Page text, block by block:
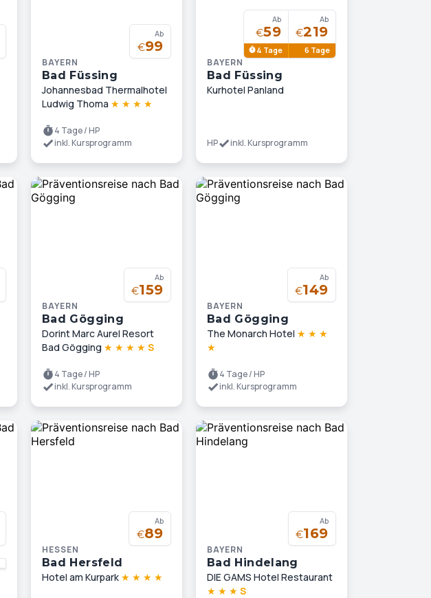
Ab
€99
BAYERN
Bad Füssing
Johannesbad Thermalhotel
Ludwig Thoma ★ ★ ★ ★
4 Tage / HP
inkl. Kursprogramm
Ab
€59
4 Tage
Ab
€219
6 Tage
BAYERN
Bad Füssing
Kurhotel Panland
HP inkl. Kursprogramm
Ab
€159
BAYERN
Bad Gögging
Dorint Marc Aurel Resort
Bad Gögging ★ ★ ★ ★ S
4 Tage / HP
inkl. Kursprogramm
Ab
€149
BAYERN
Bad Gögging
The Monarch Hotel ★ ★ ★
★
4 Tage / HP
inkl. Kursprogramm
Ab
€89
HESSEN
Bad Hersfeld
Hotel am Kurpark ★ ★ ★ ★
Ab
€169
BAYERN
Bad Hindelang
DIE GAMS Hotel Restaurant
★ ★ ★ S